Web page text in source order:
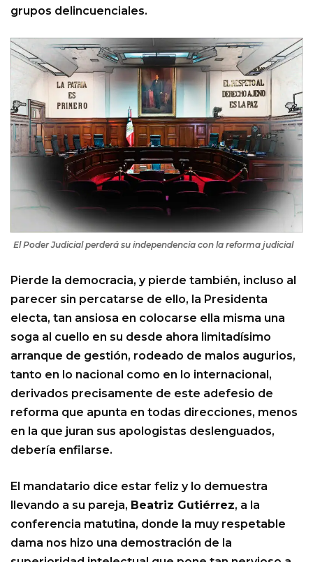
grupos delincuenciales.
El Poder Judicial perderá su independencia con la reforma judicial
Pierde la democracia, y pierde también, incluso al
parecer sin percatarse de ello, la Presidenta
electa, tan ansiosa en colocarse ella misma una
soga al cuello en su desde ahora limitadísimo
arranque de gestión, rodeado de malos augurios,
tanto en lo nacional como en lo internacional,
derivados precisamente de este adefesio de
reforma que apunta en todas direcciones, menos
en la que juran sus apologistas deslenguados,
debería enfilarse.
El mandatario dice estar feliz y lo demuestra
llevando a su pareja, Beatriz Gutiérrez, a la
conferencia matutina, donde la muy respetable
dama nos hizo una demostración de la